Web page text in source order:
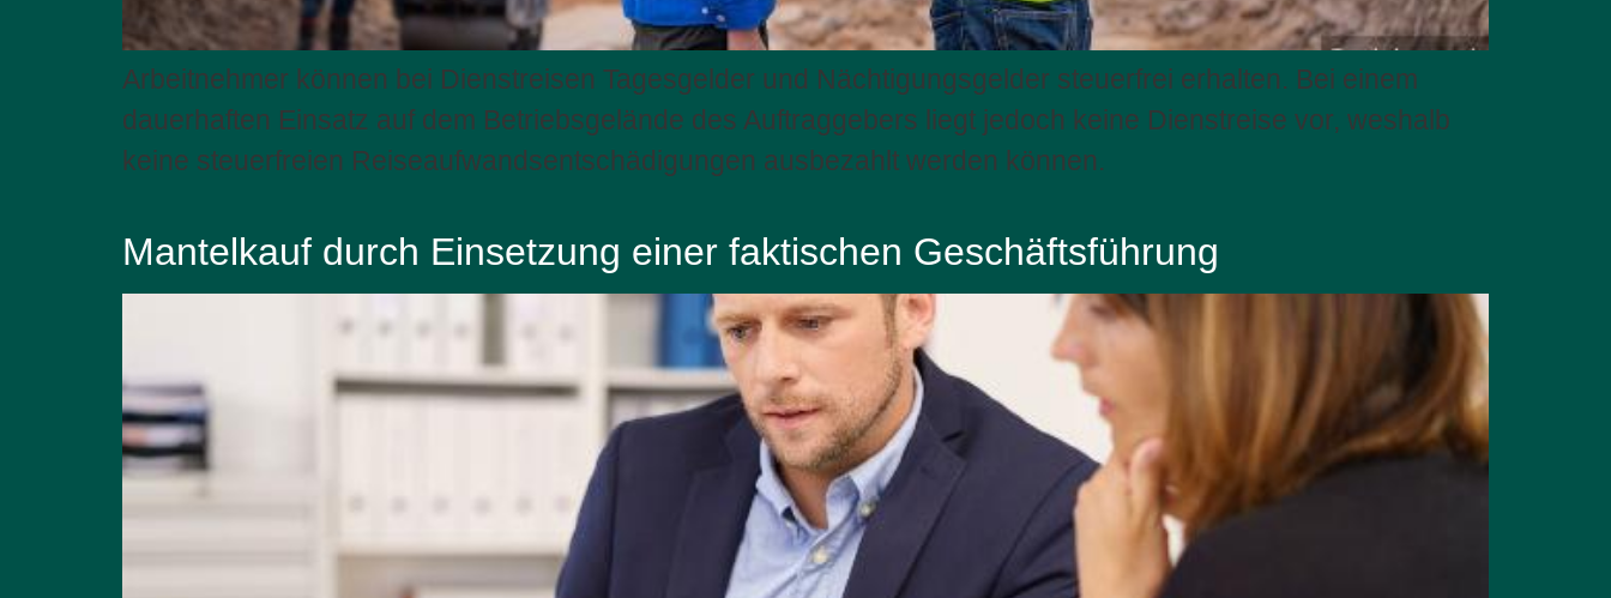
Arbeitnehmer können bei Dienstreisen Tagesgelder und Nächtigungsgelder steuerfrei erhalten. Bei einem
dauerhaften Einsatz auf dem Betriebsgelände des Auftraggebers liegt jedoch keine Dienstreise vor, weshalb
keine steuerfreien Reiseaufwandsentschädigungen ausbezahlt werden können.
Mantelkauf durch Einsetzung einer faktischen Geschäftsführung